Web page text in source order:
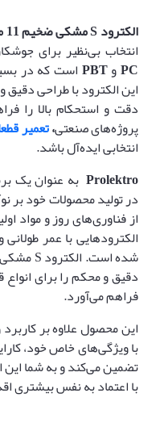
الکترود مشکی ضخیم 11 میلیمتر
انتخاب بی‌نظیر برای
PCوPBTاست که در
دقت و استحکام بالا را
پروژه‌های صنعتی،تعمیر
انتخابی ایده‌آل باشد.
Prolektroبه عنوان یک
در تولید محصولات خود بر
از فناوری‌های روز و مواد
الکترودهایی با عمر
دقیق و محکم را برای
فراهم می‌آورد.
این محصول علاوه بر
با ویژگی‌های خاص خود،
تضمین می‌کند و به شما این
با اعتماد به نفس بیشتری